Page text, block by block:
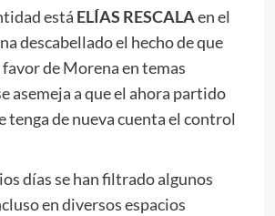
está ELÍAS RESCALAen el
descabellado el hecho de que
de Morena en temas
asemeja a que el ahora partido
tenga de nueva cuenta el control
días se han filtrado algunos
en diversos espacios